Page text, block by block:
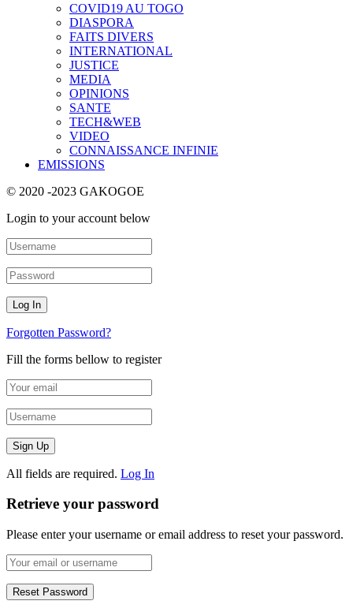
COVID19 AU TOGO
DIASPORA
FAITS DIVERS
INTERNATIONAL
JUSTICE
MEDIA
OPINIONS
SANTE
TECH&WEB
VIDEO
CONNAISSANCE INFINIE
EMISSIONS
© 2020 -2023 GAKOGOE
Login to your account below
Forgotten Password?
Fill the forms bellow to register
All fields are required. Log In
Retrieve your password
Please enter your username or email address to reset your password.